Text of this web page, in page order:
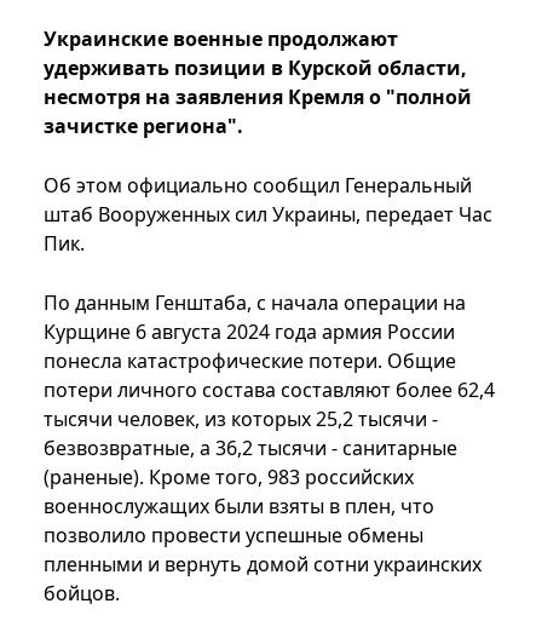
Украинские военные продолжают
удерживать позиции в Курской области,
несмотря на заявления Кремля о "полной
зачистке региона".
Об этом официально сообщил Генеральный
штаб Вооруженных сил Украины, передает Час
Пик.
По данным Генштаба, с начала операции на
Курщине 6 августа 2024 года армия России
понесла катастрофические потери. Общие
потери личного состава составляют более 62,4
тысячи человек, из которых 25,2 тысячи -
безвозвратные, а 36,2 тысячи - санитарные
(раненые). Кроме того, 983 российских
военнослужащих были взяты в плен, что
позволило провести успешные обмены
пленными и вернуть домой сотни украинских
бойцов.